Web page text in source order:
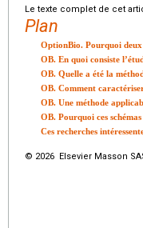
Le texte complet de cet
Plan
OptionBio. Pourquoi deux
OB. En quoi consiste
OB. Quelle a été la
OB. Comment
OB. Une méthode
OB. Pourquoi ces
Ces recherches
© 2026 Elsevier Masson